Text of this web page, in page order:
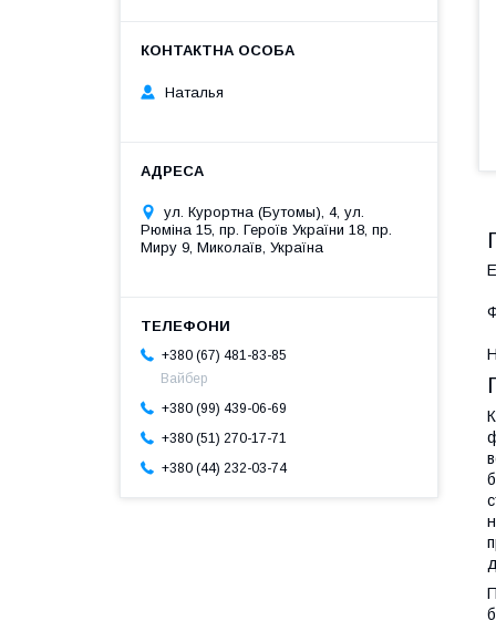
Наталья
ул. Курортна (Бутомы), 4, ул.
Рюміна 15, пр. Героїв України 18, пр.
Миру 9, Миколаїв, Україна
+380 (67) 481-83-85
Вайбер
+380 (99) 439-06-69
+380 (51) 270-17-71
+380 (44) 232-03-74